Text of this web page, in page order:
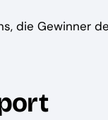
die Gewinner